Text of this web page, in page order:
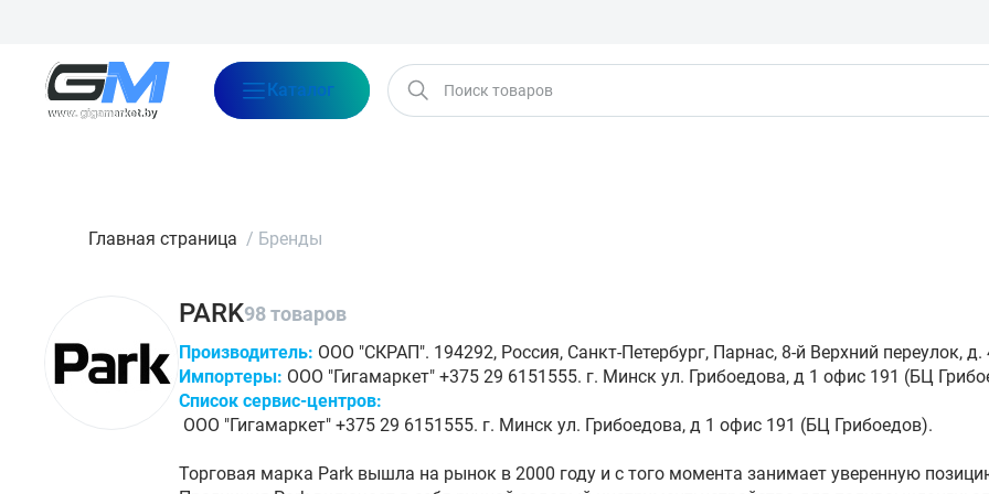
Каталог
Главная страница / Бренды
PARK98 товаров
Производитель: ООО "СКРАП". 194292, Россия, Санкт-Петербург, Парнас, 8-й Верхний переулок, д.
Импортеры: ООО "Гигамаркет" +375 29 6151555. г. Минск ул. Грибоедова, д 1 офис 191 (БЦ
Список сервис-центров:
ООО "Гигамаркет" +375 29 6151555. г. Минск ул. Грибоедова, д 1 офис 191 (БЦ Грибоедов).
Торговая марка Park вышла на рынок в 2000 году и с того момента занимает уверенную